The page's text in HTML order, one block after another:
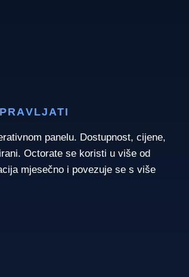
panelu. Dostupnost, cijene,
Octorate se koristi u više od
mjesečno i povezuje se s više